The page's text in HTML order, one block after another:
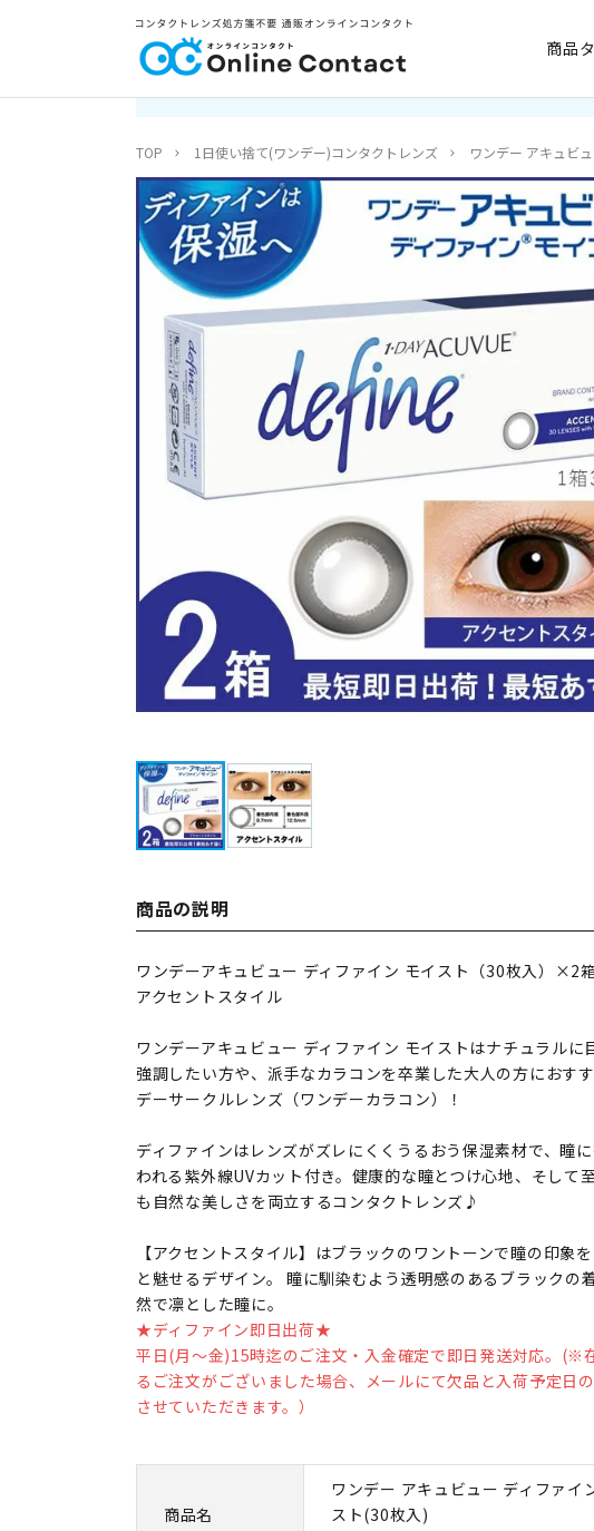
商品
TOP 1日使い捨て(ワンデー)コンタクトレンズ ワンデー アキュビ
商品の説明
ワンデーアキュビュー ディファイン モイスト（30枚入）×2
アクセントスタイル
ワンデーアキュビュー ディファイン モイストはナチュラルに
強調したい方や、派手なカラコンを卒業した大人の方におす
デーサークルレンズ（ワンデーカラコン）！
ディファインはレンズがズレにくくうるおう保湿素材で、瞳
われる紫外線UVカット付き。健康的な瞳とつけ心地、そして
も自然な美しさを両立するコンタクトレンズ♪
【アクセントスタイル】はブラックのワントーンで瞳の印象
と魅せるデザイン。 瞳に馴染むよう透明感のあるブラックの
然で凛とした瞳に。
★ディファイン即日出荷★
平日(月～金)15時迄のご注文・入金確定で即日発送対応。(※
るご注文がございました場合、メールにて欠品と入荷予定日
させていただきます。）
商品名
ワンデー アキュビュー ディファイ
スト(30枚入)